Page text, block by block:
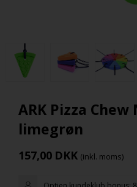
ARK Pizza
limegrøn
157,00 DKK (inkl. moms)